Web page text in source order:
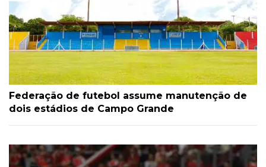
Federação de futebol assume manutenção de
dois estádios de Campo Grande